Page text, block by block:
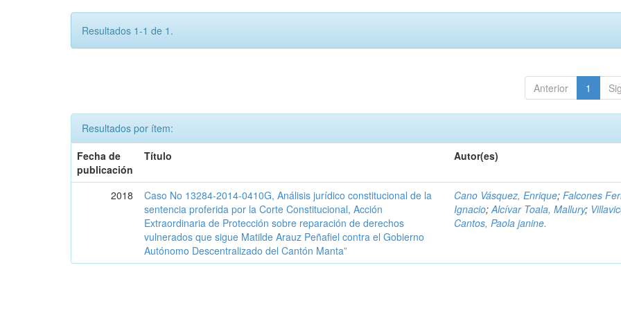
Resultados 1-1 de 1.
Anterior 1
Resultados por ítem:
Fecha de
publicación
Título Autor(es)
2018
Caso No 13284-2014-0410G, Análisis jurídico constitucional de la
sentencia proferida por la Corte Constitucional, Acción
Extraordinaria de Protección sobre reparación de derechos
vulnerados que sigue Matilde Arauz Peñafiel contra el Gobierno
Autónomo Descentralizado del Cantón Manta”
Cano Vásquez, Enrique;Falcones
Ignacio;Alcívar Toala, Mallury;
Cantos, Paola janine.